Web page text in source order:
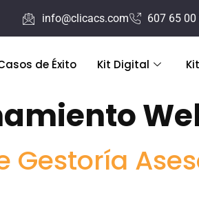
info@clicacs.com 607 65 00
de Éxito Kit Digital
Gestoría